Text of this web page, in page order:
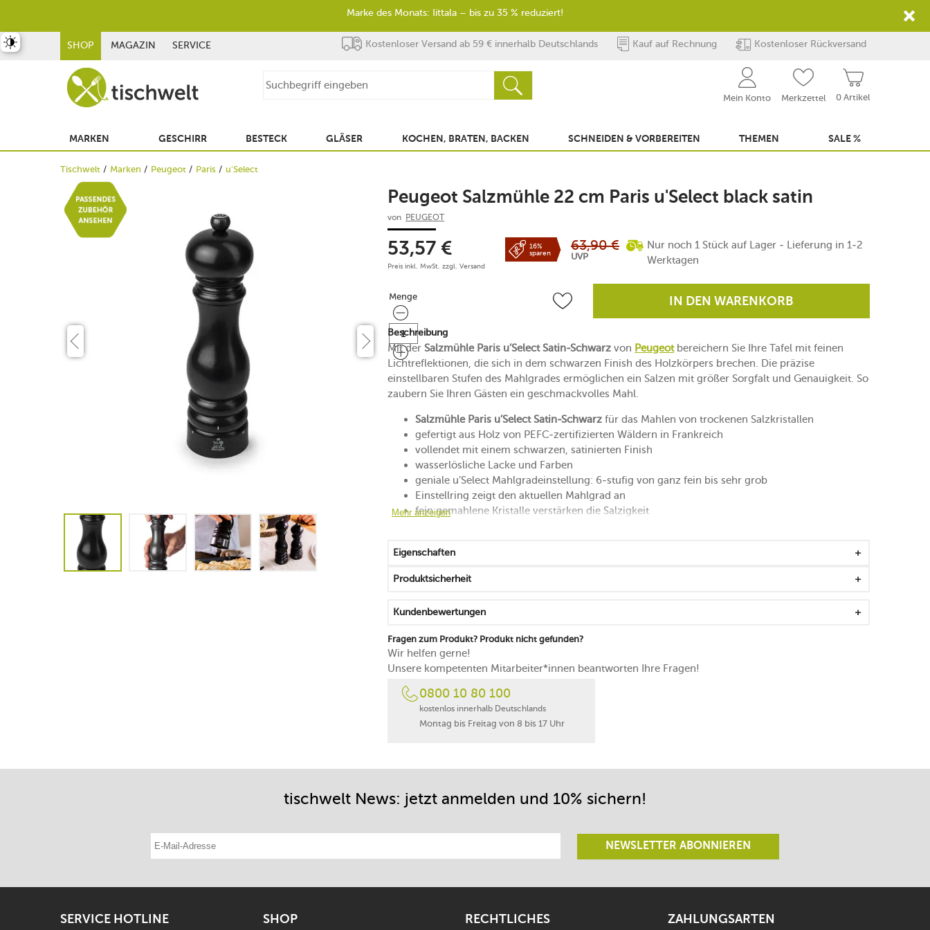
SHOP MAGAZIN SERVICE Kostenloser Versand ab 59 € innerhalb Deutschlands Kauf auf Rechnung Kostenloser Rückversand
0 Artikel
Mein Konto Merkzettel
MARKEN GESCHIRR BESTECK GLÄSER KOCHEN, BRATEN, BACKEN SCHNEIDEN & VORBEREITEN THEMEN SALE %
Tischwelt Marken Peugeot Paris u'Select
Peugeot Salzmühle 22 cm Paris u'Select black satin
von PEUGEOT
53,57 €
Preis inkl. MwSt. zzgl. Versand
16%
sparen
63,90 €
UVP
Nur noch 1 Stück auf Lager - Lieferung in 1-2
Werktagen
Menge
Menge IN DEN WARENKORB
Beschreibung
Mit der Salzmühle Paris u’Select Satin-Schwarz von Peugeotbereichern Sie Ihre Tafel mit feinen
Lichtreflektionen, die sich in dem schwarzen Finish des Holzkörpers brechen. Die präzise
einstellbaren Stufen des Mahlgrades ermöglichen ein Salzen mit größer Sorgfalt und Genauigkeit. So
zaubern Sie Ihren Gästen ein geschmackvolles Mahl.
Salzmühle Paris u’Select Satin-Schwarz für das Mahlen von trockenen Salzkristallen
gefertigt aus Holz von PEFC-zertifizierten Wäldern in Frankreich
vollendet mit einem schwarzen, satinierten Finish
wasserlösliche Lacke und Farben
geniale u’Select Mahlgradeinstellung: 6-stufig von ganz fein bis sehr grob
Einstellring zeigt den aktuellen Mahlgrad an
fein gemahlene Kristalle verstärken die Salzigkeit
für ein punktgenaues Salzen nach dem individuellen Geschmack
nur für trockenes Steinsalz bis zu einem Durchmesser von 6 mm
25 Jahre Herstellergarantie auf das Salzmahlwerk aus "Zirlion" (Zirkonia)
made in France
Mehr anzeigen
Eigenschaften
Produktsicherheit
Kundenbewertungen
Fragen zum Produkt? Produkt nicht gefunden?
Wir helfen gerne!
Unsere kompetenten Mitarbeiter*innen beantworten Ihre Fragen!
0800 10 80 100
kostenlos innerhalb Deutschlands
Montag bis Freitag von 8 bis 17 Uhr
tischwelt News: jetzt anmelden und 10% sichern!
E-Mail-Adresse eintragen
NEWSLETTER ABONNIEREN
SERVICE HOTLINE SHOP RECHTLICHES ZAHLUNGSARTEN
umschalten
Marke des Monats: Iittala – bis zu 35 % reduziert!